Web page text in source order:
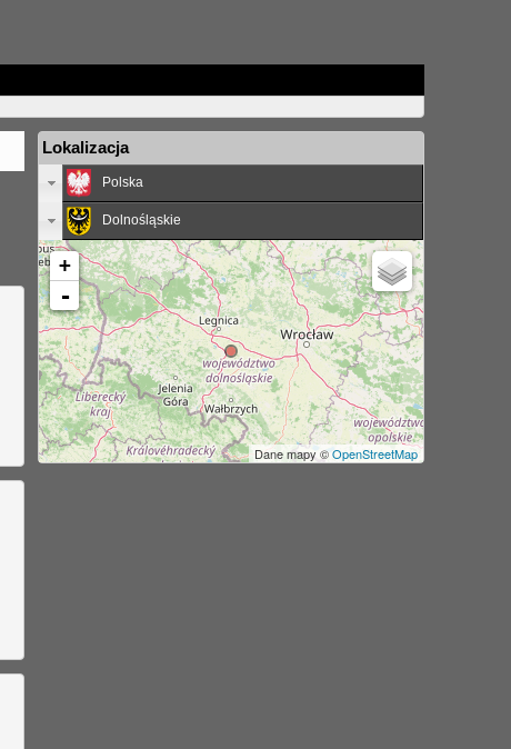
Lokalizacja
Polska
Dolnośląskie
+
-
Dane mapy ©OpenStreetMap